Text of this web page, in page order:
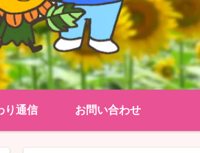
り通信 お問い合わせ